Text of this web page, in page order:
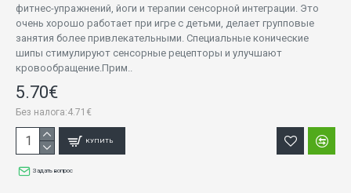
фитнес-упражнений, йоги и терапии сенсорной интеграции. Это
очень хорошо работает при игре с детьми, делает групповые
занятия более привлекательными. Специальные конические
шипы стимулируют сенсорные рецепторы и улучшают
кровообращение.Прим..
5.70€
Без налога:4.71€
КУПИТЬ
Задать вопрос